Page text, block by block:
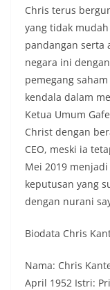
Chris terus
yang tidak
pandangan serta
negara ini
pemegang
kendala dalam
Ketua Umum
Christ dengan
CEO, meski ia
Mei 2019 menjadi
keputusan yang
dengan nurani
Biodata Chris
Nama: Chris
April 1952 Istri: